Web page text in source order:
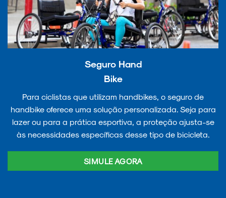
Seguro Hand
Bike
Para ciclistas que utilizam handbikes, o seguro de
handbike oferece uma solução personalizada. Seja para
lazer ou para a prática esportiva, a proteção ajusta-se
às necessidades específicas desse tipo de bicicleta.
SIMULE AGORA